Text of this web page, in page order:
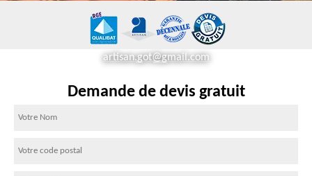
artisan.got@gmail.com
Demande de devis gratuit